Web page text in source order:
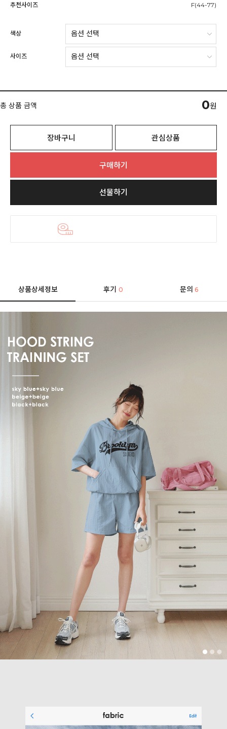
추천사이즈
F(44-77)
색상
사이즈
총 상품 금액 0원
장바구니 관심상품
구매하기
선물하기
상품상세정보 후기0 문의 6